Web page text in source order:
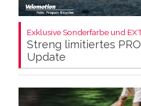
Exklusive Sonderfarbe und
Streng limitiertes
Update